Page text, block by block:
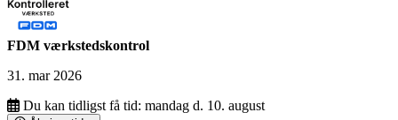
FDM værkstedskontrol
31. mar 2026
Du kan tidligst få tid: mandag d. 10. august